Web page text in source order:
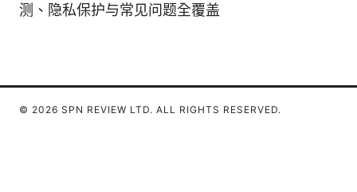
测、隐私保护与常见问题全覆盖
© 2026 SPN REVIEW LTD. ALL RIGHTS RESERVED.